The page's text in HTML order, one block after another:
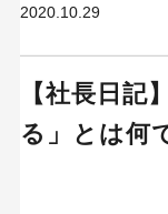
2020.10.29
【社長日記
る」とは何